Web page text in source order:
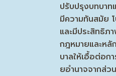
ปรับปรุงบทบาท
มีความทันสมัย
และมีประสิทธิภ
กฎหมายและหลั
บาลให้เอื้อต่อก
ยอำนาจจากส่